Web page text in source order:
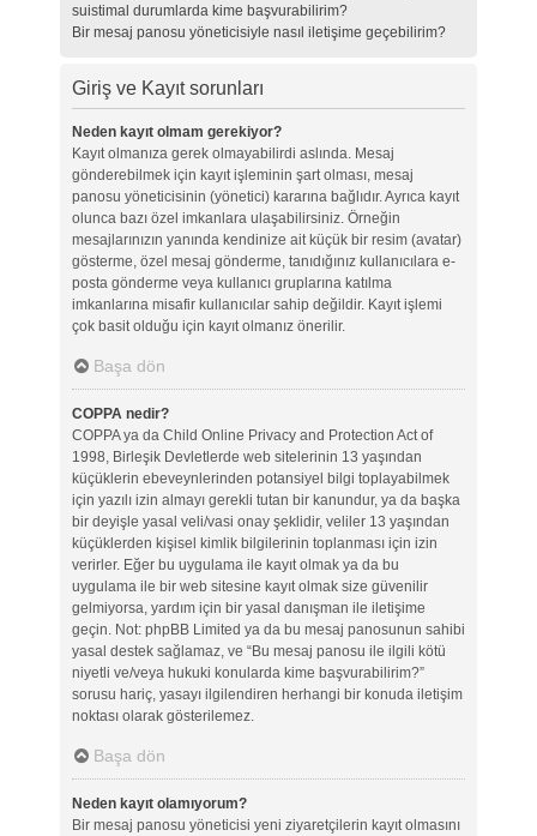
suistimal durumlarda kime başvurabilirim?
Bir mesaj panosu yöneticisiyle nasıl iletişime geçebilirim?
Giriş ve Kayıt sorunları
Neden kayıt olmam gerekiyor?
Kayıt olmanıza gerek olmayabilirdi aslında. Mesaj
gönderebilmek için kayıt işleminin şart olması, mesaj
panosu yöneticisinin (yönetici) kararına bağlıdır. Ayrıca kayıt
olunca bazı özel imkanlara ulaşabilirsiniz. Örneğin
mesajlarınızın yanında kendinize ait küçük bir resim (avatar)
gösterme, özel mesaj gönderme, tanıdığınız kullanıcılara e-
posta gönderme veya kullanıcı gruplarına katılma
imkanlarına misafir kullanıcılar sahip değildir. Kayıt işlemi
çok basit olduğu için kayıt olmanız önerilir.
Başa dön
COPPA nedir?
COPPA ya da Child Online Privacy and Protection Act of
1998, Birleşik Devletlerde web sitelerinin 13 yaşından
küçüklerin ebeveynlerinden potansiyel bilgi toplayabilmek
için yazılı izin almayı gerekli tutan bir kanundur, ya da başka
bir deyişle yasal veli/vasi onay şeklidir, veliler 13 yaşından
küçüklerden kişisel kimlik bilgilerinin toplanması için izin
verirler. Eğer bu uygulama ile kayıt olmak ya da bu
uygulama ile bir web sitesine kayıt olmak size güvenilir
gelmiyorsa, yardım için bir yasal danışman ile iletişime
geçin. Not: phpBB Limited ya da bu mesaj panosunun sahibi
yasal destek sağlamaz, ve “Bu mesaj panosu ile ilgili kötü
niyetli ve/veya hukuki konularda kime başvurabilirim?”
sorusu hariç, yasayı ilgilendiren herhangi bir konuda iletişim
noktası olarak gösterilemez.
Başa dön
Neden kayıt olamıyorum?
Bir mesaj panosu yöneticisi yeni ziyaretçilerin kayıt olmasını